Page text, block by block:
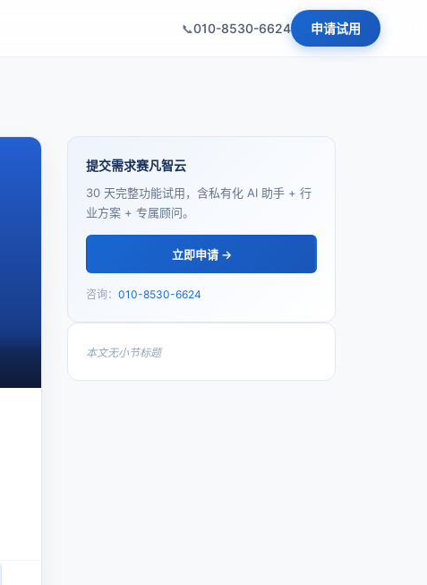
010-8530-6624 申请试用
提交需求赛凡智云
30 天完整功能试用，含私有化 AI 助手 + 行
业方案 + 专属顾问。
立即申请 →
咨询： 010-8530-6624
本文无小节标题